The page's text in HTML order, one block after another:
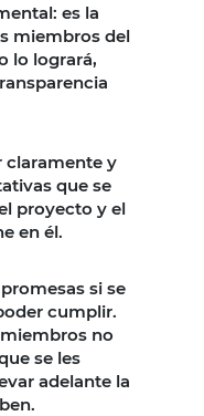
es la
miembros del
lo logrará,
claramente y
que se
proyecto y el
en él.
si se
cumplir.
no
se les
adelante la